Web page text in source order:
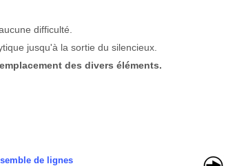
difficulté.
jusqu'à la sortie du silencieux.
des divers éléments.
de lignes